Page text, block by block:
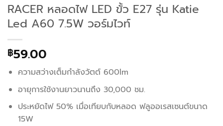
RACER หลอดไฟ LED ขั้ว E27 รุ่น Katie
Led A60 7.5W วอร์มไวท์
฿59.00
ความสว่างเต็มกำลังวัตต์ 600lm
อายุการใช้งานยาวนานถึง 30,000 ชม.
ประหยัดไฟ 50% เมื่อเทียบกับหลอด ฟลูออเรสเซนต์ขนาด
15W